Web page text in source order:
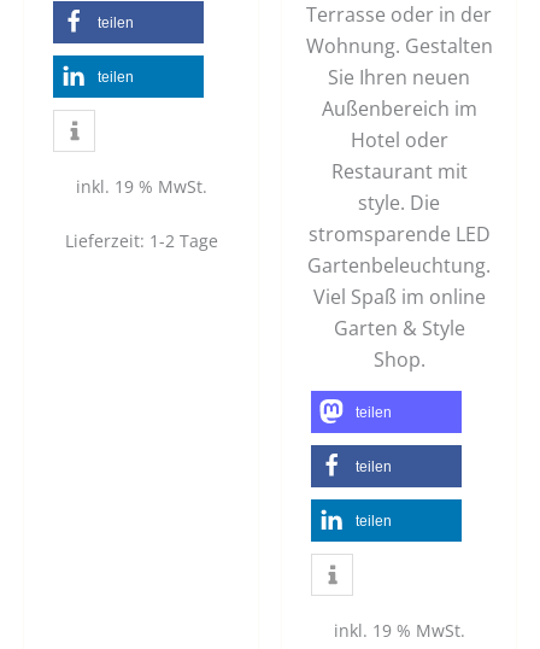
teilen
teilen
inkl. 19 % MwSt.
Lieferzeit: 1-2 Tage
Terrasse oder in der
Wohnung. Gestalten
Sie Ihren neuen
Außenbereich im
Hotel oder
Restaurant mit
style. Die
stromsparende LED
Gartenbeleuchtung.
Viel Spaß im online
Garten & Style
Shop.
teilen
teilen
teilen
inkl. 19 % MwSt.